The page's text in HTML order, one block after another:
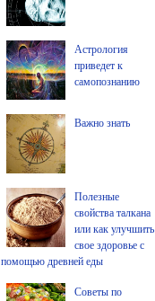
Астрология
приведет к
самопознанию
Важно знать
Полезные
свойства талкана
или как улучшить
свое здоровье с
помощью древней еды
Советы по